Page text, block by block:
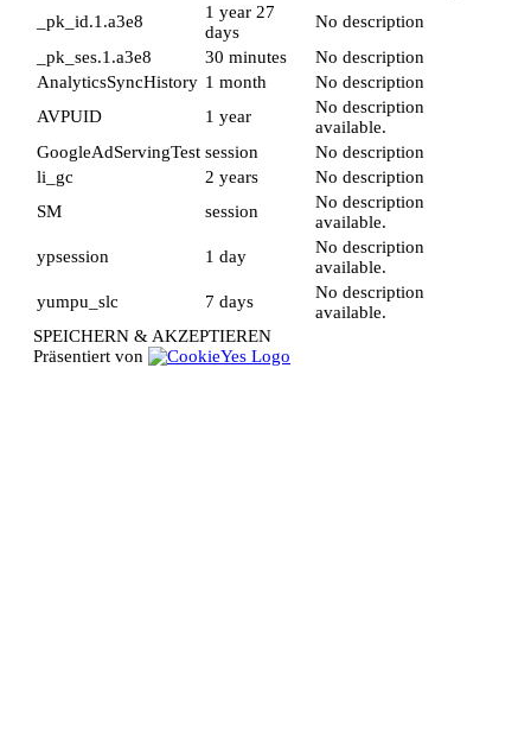
_pk_id.1.a3e8
1 year 27
days
No description
_pk_ses.1.a3e8
30 minutes
No description
AnalyticsSyncHistory 1 month
No description
AVPUID
1 year
No description
available.
GoogleAdServingTest session
No description
li_gc
2 years
No description
SM
session
No description
available.
ypsession
1 day
No description
available.
yumpu_slc
7 days
No description
available.
SPEICHERN & AKZEPTIEREN
Präsentiert von